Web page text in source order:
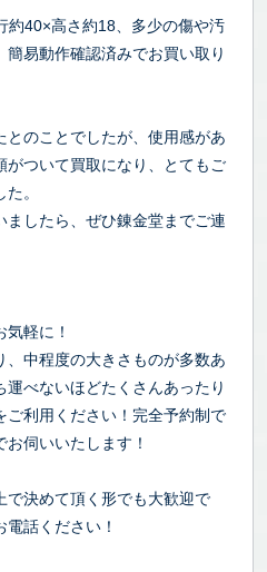
約40×高さ約18、多少の傷や汚
易動作確認済みでお買い取り
とのことでしたが、使用感があ
がついて買取になり、とてもご
。
したら、ぜひ錬金堂までご連
軽に！
中程度の大きさものが多数あ
べないほどたくさんあったり
ご利用ください！完全予約制で
伺いいたします！
で決めて頂く形でも大歓迎で
話ください！